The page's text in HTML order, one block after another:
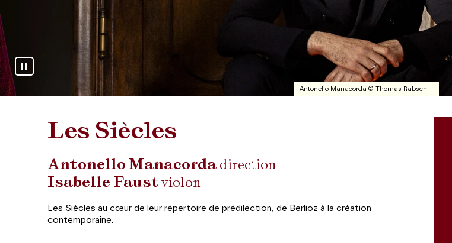
Arrêter le diaporama
Antonello Manacorda © Thomas Rabsch
Les Siècles
Antonello Manacordadirection
Isabelle Faustviolon
Les Siècles au cœur de leur répertoire de prédilection, de Berlioz à la création
contemporaine.